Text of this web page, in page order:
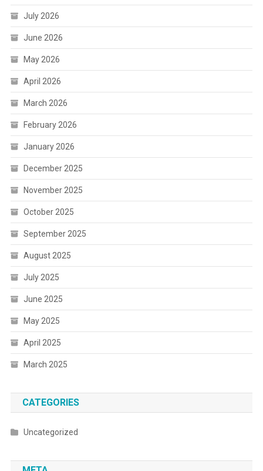
July 2026
June 2026
May 2026
April 2026
March 2026
February 2026
January 2026
December 2025
November 2025
October 2025
September 2025
August 2025
July 2025
June 2025
May 2025
April 2025
March 2025
CATEGORIES
Uncategorized